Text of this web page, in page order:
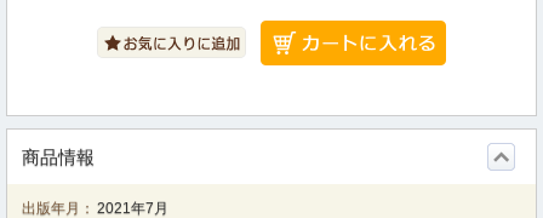
商品情報
出版年月： 2021年7月